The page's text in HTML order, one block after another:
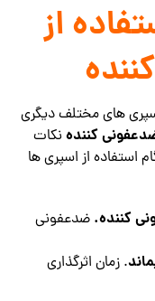
از
های مختلف دیگری
کننده نکات
استفاده از اسپری ها
کننده. ضدعفونی
. زمان اثرگذاری